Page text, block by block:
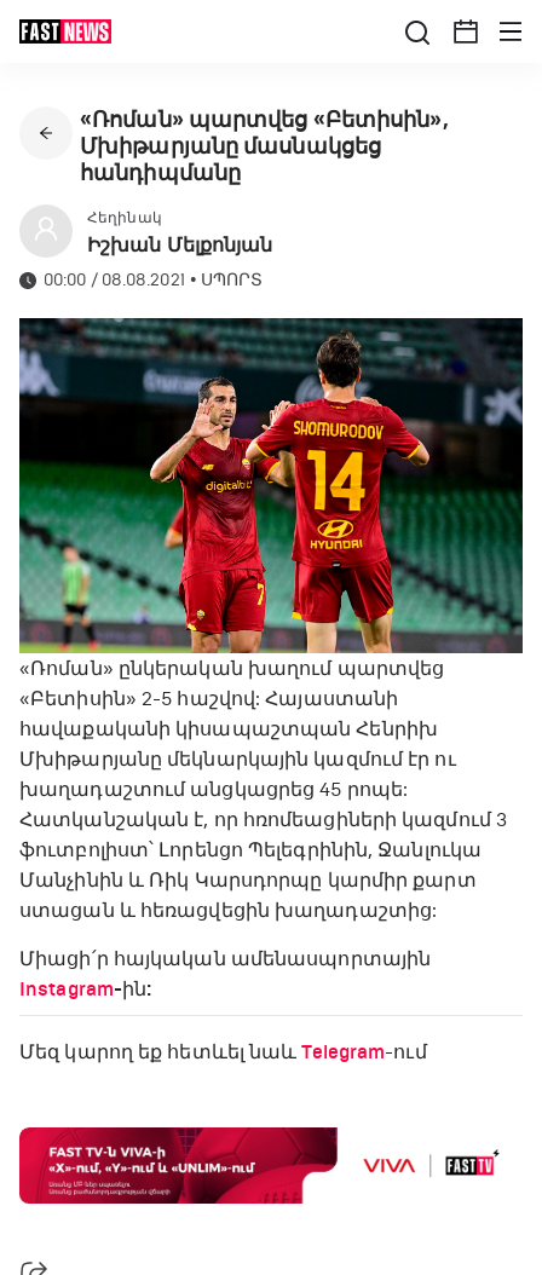
«Ռոման» պարտվեց «Բետիսին»,
Մխիթարյանը մասնակցեց
հանդիպմանը
Հեղինակ
Իշխան Մելքոնյան
00:00 / 08.08.2021 • ՍՊՈՐՏ
«Ռոման» ընկերական խաղում պարտվեց
«Բետիսին» 2-5 հաշվով: Հայաստանի
հավաքականի կիսապաշտպան Հենրիխ
Մխիթարյանը մեկնարկային կազմում էր ու
խաղադաշտում անցկացրեց 45 րոպե:
Հատկանշական է, որ հռոմեացիների կազմում 3
ֆուտբոլիստ՝ Լորենցո Պելեգրինին, Ջանլուկա
Մանչինին և Ռիկ Կարսդորպը կարմիր քարտ
ստացան և հեռացվեցին խաղադաշտից:
Միացի՛ր հայկական ամենասպորտային
Instagram-ին:
Մեզ կարող եք հետևել նաև Telegram-ում